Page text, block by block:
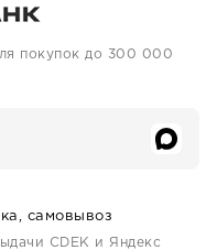
покупок до 300 000
самовывоз
CDEK и Яндекс